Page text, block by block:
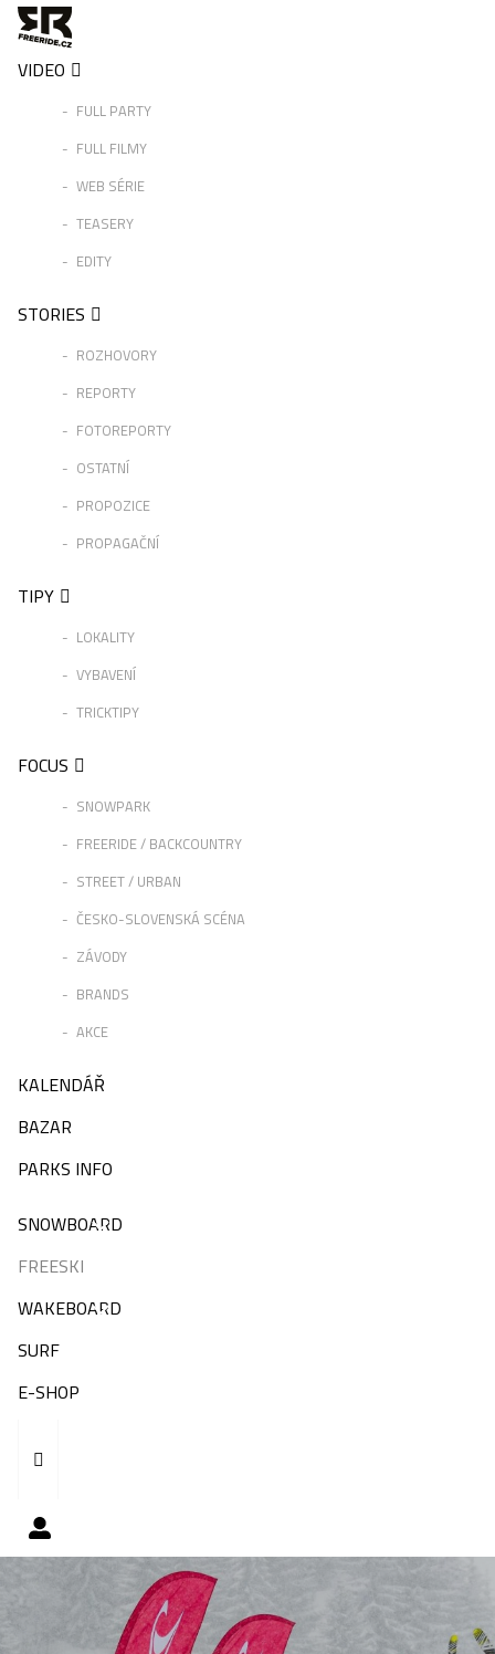
VIDEO
FULL PARTY
FULL FILMY
WEB SÉRIE
TEASERY
EDITY
STORIES
ROZHOVORY
REPORTY
FOTOREPORTY
OSTATNÍ
PROPOZICE
PROPAGAČNÍ
TIPY
LOKALITY
VYBAVENÍ
TRICKTIPY
FOCUS
SNOWPARK
FREERIDE / BACKCOUNTRY
STREET / URBAN
ČESKO-SLOVENSKÁ SCÉNA
ZÁVODY
BRANDS
AKCE
KALENDÁŘ
BAZAR
PARKS INFO
SNOWBOARD
FREESKI
WAKEBOARD
SURF
E-SHOP